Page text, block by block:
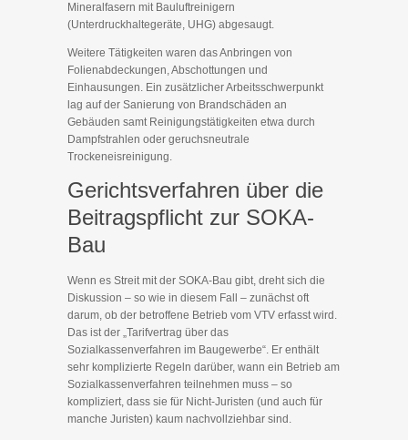
Mineralfasern mit Bauluftreinigern
(Unterdruckhaltegeräte, UHG) abgesaugt.
Weitere Tätigkeiten waren das Anbringen von
Folienabdeckungen, Abschottungen und
Einhausungen. Ein zusätzlicher Arbeitsschwerpunkt
lag auf der Sanierung von Brandschäden an
Gebäuden samt Reinigungstätigkeiten etwa durch
Dampfstrahlen oder geruchsneutrale
Trockeneisreinigung.
Gerichtsverfahren über die
Beitragspflicht zur SOKA-
Bau
Wenn es Streit mit der SOKA-Bau gibt, dreht sich die
Diskussion – so wie in diesem Fall – zunächst oft
darum, ob der betroffene Betrieb vom VTV erfasst wird.
Das ist der „Tarifvertrag über das
Sozialkassenverfahren im Baugewerbe“. Er enthält
sehr komplizierte Regeln darüber, wann ein Betrieb am
Sozialkassenverfahren teilnehmen muss – so
kompliziert, dass sie für Nicht-Juristen (und auch für
manche Juristen) kaum nachvollziehbar sind.